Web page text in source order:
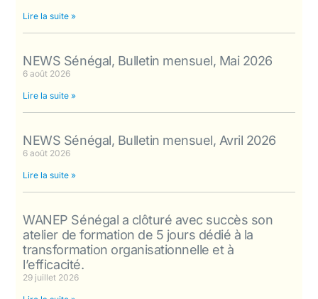
Lire la suite »
NEWS Sénégal, Bulletin mensuel, Mai 2026
6 août 2026
Lire la suite »
NEWS Sénégal, Bulletin mensuel, Avril 2026
6 août 2026
Lire la suite »
WANEP Sénégal a clôturé avec succès son
atelier de formation de 5 jours dédié à la
transformation organisationnelle et à
l’efficacité.
29 juillet 2026